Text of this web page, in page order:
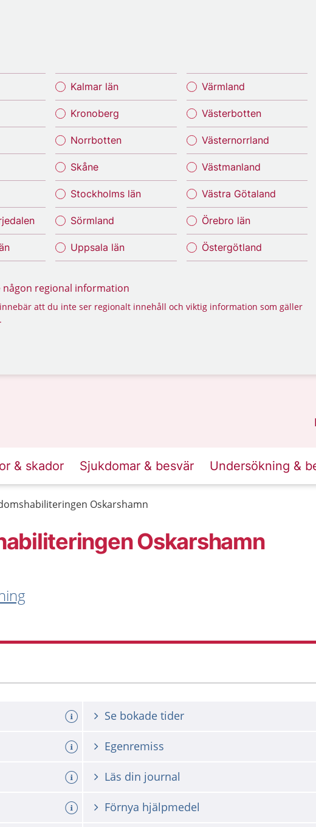
Kalmar län
Kronoberg
Norrbotten
Skåne
Stockholms län
Sörmland
Uppsala län
Värmland
Västerbotten
Västernorrland
Västmanland
Västra Götaland
Örebro län
Östergötland
någon regional information
att du inte ser regionalt innehåll och viktig information som gäller
& skador Sjukdomar & besvär Undersökning &
Oskarshamn
Oskarshamn
Se bokade tider
Egenremiss
Läs din journal
Förnya hjälpmedel